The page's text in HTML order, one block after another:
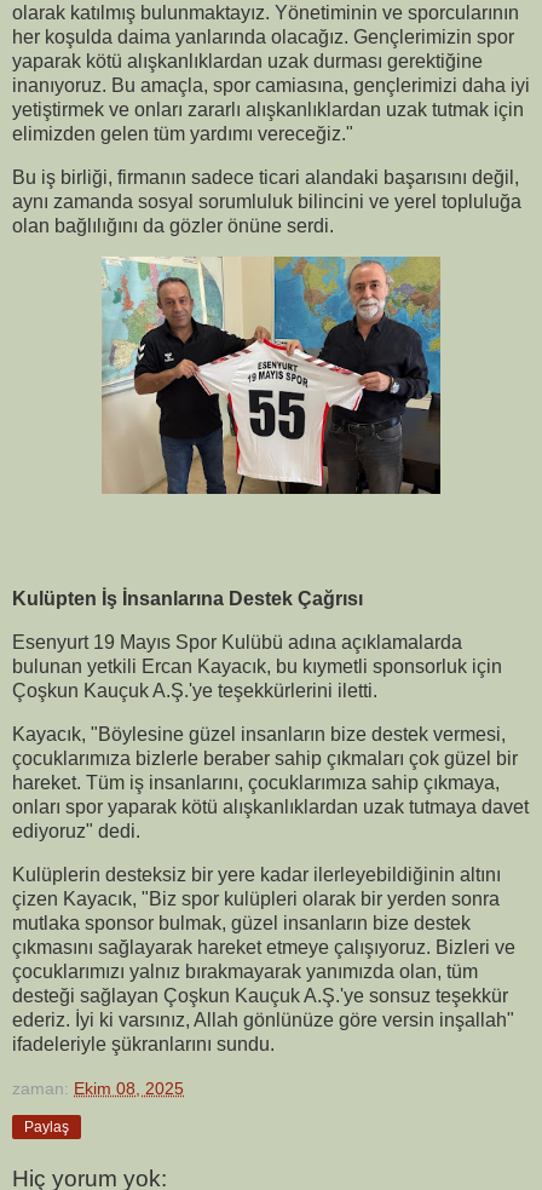
olarak katılmış bulunmaktayız. Yönetiminin ve sporcularının
her koşulda daima yanlarında olacağız. Gençlerimizin spor
yaparak kötü alışkanlıklardan uzak durması gerektiğine
inanıyoruz. Bu amaçla, spor camiasına, gençlerimizi daha iyi
yetiştirmek ve onları zararlı alışkanlıklardan uzak tutmak için
elimizden gelen tüm yardımı vereceğiz."
Bu iş birliği, firmanın sadece ticari alandaki başarısını değil,
aynı zamanda sosyal sorumluluk bilincini ve yerel topluluğa
olan bağlılığını da gözler önüne serdi.
Kulüpten İş İnsanlarına Destek Çağrısı
Esenyurt 19 Mayıs Spor Kulübü adına açıklamalarda
bulunan yetkili Ercan Kayacık, bu kıymetli sponsorluk için
Çoşkun Kauçuk A.Ş.'ye teşekkürlerini iletti.
Kayacık, "Böylesine güzel insanların bize destek vermesi,
çocuklarımıza bizlerle beraber sahip çıkmaları çok güzel bir
hareket. Tüm iş insanlarını, çocuklarımıza sahip çıkmaya,
onları spor yaparak kötü alışkanlıklardan uzak tutmaya davet
ediyoruz" dedi.
Kulüplerin desteksiz bir yere kadar ilerleyebildiğinin altını
çizen Kayacık, "Biz spor kulüpleri olarak bir yerden sonra
mutlaka sponsor bulmak, güzel insanların bize destek
çıkmasını sağlayarak hareket etmeye çalışıyoruz. Bizleri ve
çocuklarımızı yalnız bırakmayarak yanımızda olan, tüm
desteği sağlayan Çoşkun Kauçuk A.Ş.'ye sonsuz teşekkür
ederiz. İyi ki varsınız, Allah gönlünüze göre versin inşallah"
ifadeleriyle şükranlarını sundu.
zaman: Ekim 08, 2025
Paylaş
Hiç yorum yok: